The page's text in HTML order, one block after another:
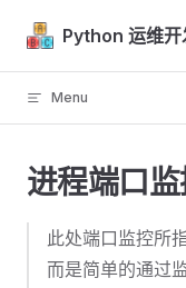
Skip to content
Python 运维开
Menu
进程端口
此处端口监控所
而是简单的通过